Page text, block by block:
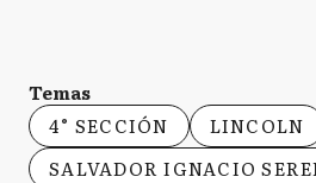
Temas
4° SECCIÓN
LINCOLN
SALVADOR IGNACIO